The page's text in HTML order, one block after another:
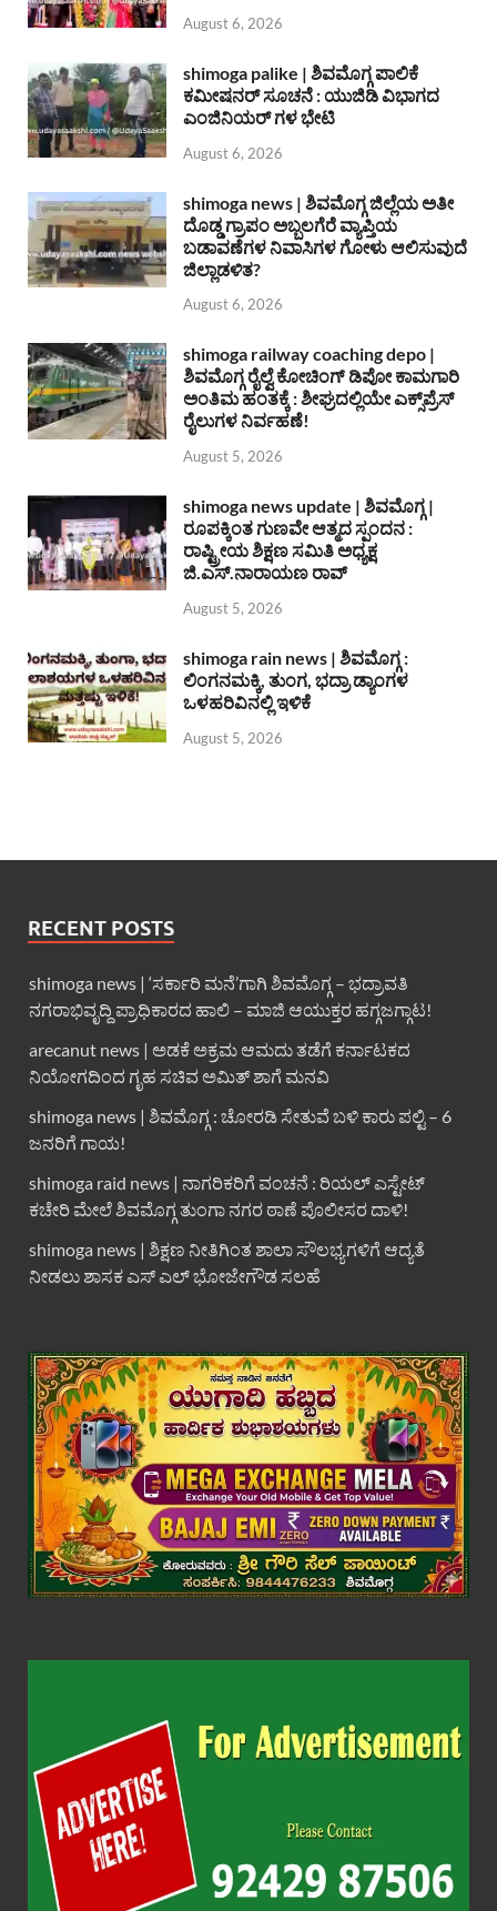
August 6, 2026
shimoga palike | ಶಿವಮೊಗ್ಗ ಪಾಲಿಕೆ
ಕಮೀಷನರ್ ಸೂಚನೆ : ಯುಜಿಡಿ ವಿಭಾಗದ
ಎಂಜಿನಿಯರ್ ಗಳ ಭೇಟಿ
August 6, 2026
shimoga news | ಶಿವಮೊಗ್ಗ ಜಿಲ್ಲೆಯ ಅತೀ
ದೊಡ್ಡ ಗ್ರಾಪಂ ಅಬ್ಬಲಗೆರೆ ವ್ಯಾಪ್ತಿಯ
ಬಡಾವಣೆಗಳ ನಿವಾಸಿಗಳ ಗೋಳು ಆಲಿಸುವುದೆ
ಜಿಲ್ಲಾಡಳಿತ?
August 6, 2026
shimoga railway coaching depo |
ಶಿವಮೊಗ್ಗ ರೈಲ್ವೆ ಕೋಚಿಂಗ್ ಡಿಪೋ ಕಾಮಗಾರಿ
ಅಂತಿಮ ಹಂತಕ್ಕೆ : ಶೀಘ್ರದಲ್ಲಿಯೇ ಎಕ್ಸ್‌ಪ್ರೆಸ್
ರೈಲುಗಳ ನಿರ್ವಹಣೆ!
August 5, 2026
shimoga news update | ಶಿವಮೊಗ್ಗ |
ರೂಪಕ್ಕಿಂತ ಗುಣವೇ ಆತ್ಮದ ಸ್ಪಂದನ :
ರಾಷ್ಟ್ರೀಯ ಶಿಕ್ಷಣ ಸಮಿತಿ ಅಧ್ಯಕ್ಷ
ಜಿ.ಎಸ್.ನಾರಾಯಣ ರಾವ್
August 5, 2026
shimoga rain news | ಶಿವಮೊಗ್ಗ :
ಲಿಂಗನಮಕ್ಕಿ, ತುಂಗ, ಭದ್ರಾ ಡ್ಯಾಂಗಳ
ಒಳಹರಿವಿನಲ್ಲಿ ಇಳಿಕೆ
August 5, 2026
RECENT POSTS
shimoga news | ‘ಸರ್ಕಾರಿ ಮನೆ’ಗಾಗಿ ಶಿವಮೊಗ್ಗ – ಭದ್ರಾವತಿ
ನಗರಾಭಿವೃದ್ದಿ ಪ್ರಾಧಿಕಾರದ ಹಾಲಿ – ಮಾಜಿ ಆಯುಕ್ತರ ಹಗ್ಗಜಗ್ಗಾಟ!
arecanut news | ಅಡಕೆ ಅಕ್ರಮ ಆಮದು ತಡೆಗೆ ಕರ್ನಾಟಕದ
ನಿಯೋಗದಿಂದ ಗೃಹ ಸಚಿವ ಅಮಿತ್ ಶಾಗೆ ಮನವಿ
shimoga news | ಶಿವಮೊಗ್ಗ : ಚೋರಡಿ ಸೇತುವೆ ಬಳಿ ಕಾರು ಪಲ್ಟಿ – 6
ಜನರಿಗೆ ಗಾಯ!
shimoga raid news | ನಾಗರಿಕರಿಗೆ ವಂಚನೆ : ರಿಯಲ್ ಎಸ್ಟೇಟ್
ಕಚೇರಿ ಮೇಲೆ ಶಿವಮೊಗ್ಗ ತುಂಗಾ ನಗರ ಠಾಣೆ ಪೊಲೀಸರ ದಾಳಿ!
shimoga news | ಶಿಕ್ಷಣ ನೀತಿಗಿಂತ ಶಾಲಾ ಸೌಲಭ್ಯಗಳಿಗೆ ಆದ್ಯತೆ
ನೀಡಲು ಶಾಸಕ ಎಸ್ ಎಲ್ ಭೋಜೇಗೌಡ ಸಲಹೆ